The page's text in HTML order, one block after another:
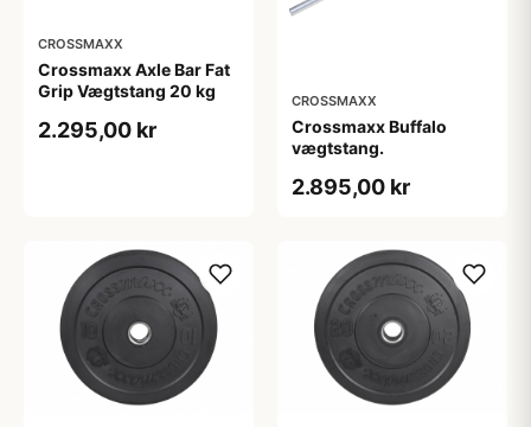
CROSSMAXX
Crossmaxx Axle Bar Fat
Grip Vægtstang 20 kg
2.295,00 kr
CROSSMAXX
Crossmaxx Buffalo
vægtstang.
2.895,00 kr